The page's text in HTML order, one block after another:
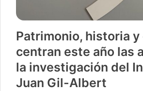
Patrimonio, historia
centran este año las
la investigación del
Juan Gil-Albert